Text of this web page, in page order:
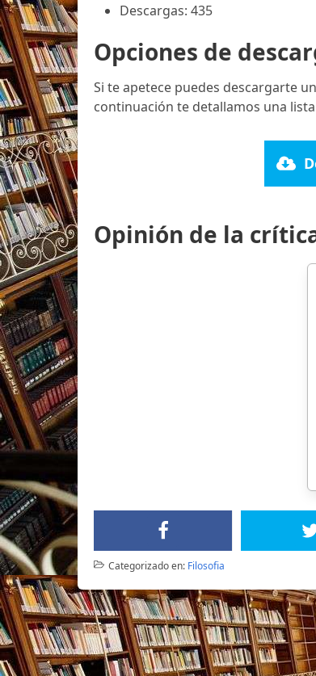
Descargas: 435
Opciones de
Si te apetece puedes descargarte
continuación te detallamos una
Opinión de la
Categorizado en: Filosofia